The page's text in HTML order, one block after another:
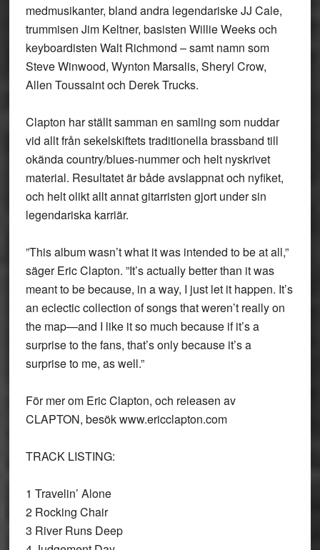
medmusikanter, bland andra legendariske JJ Cale,
trummisen Jim Keltner, basisten Willie Weeks och
keyboardisten Walt Richmond – samt namn som
Steve Winwood, Wynton Marsalis, Sheryl Crow,
Allen Toussaint och Derek Trucks.
Clapton har ställt samman en samling som nuddar
vid allt från sekelskiftets traditionella brassband till
okända country/blues-nummer och helt nyskrivet
material. Resultatet är både avslappnat och nyfiket,
och helt olikt allt annat gitarristen gjort under sin
legendariska karriär.
”This album wasn’t what it was intended to be at all,”
säger Eric Clapton. ”It’s actually better than it was
meant to be because, in a way, I just let it happen. It’s
an eclectic collection of songs that weren’t really on
the map—and I like it so much because if it’s a
surprise to the fans, that’s only because it’s a
surprise to me, as well.”
För mer om Eric Clapton, och releasen av
CLAPTON, besök www.ericclapton.com
TRACK LISTING:
1 Travelin’ Alone
2 Rocking Chair
3 River Runs Deep